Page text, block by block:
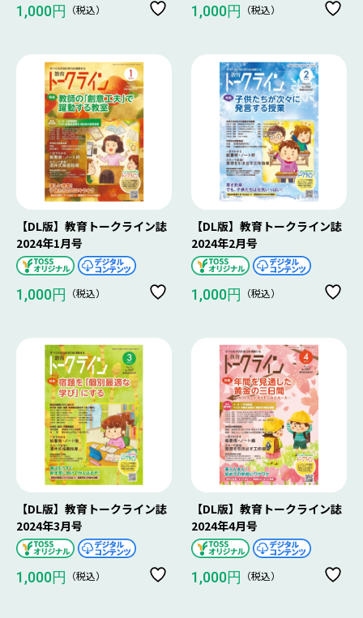
1,000円 （税込） 1,000円 （税込）
【DL版】教育トークライン誌
2024年1月号
1,000円 （税込）
【DL版】教育トークライン誌
2024年2月号
1,000円 （税込）
【DL版】教育トークライン誌
2024年3月号
1,000円 （税込）
【DL版】教育トークライン誌
2024年4月号
1,000円 （税込）